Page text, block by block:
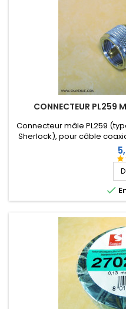
CONNECTEUR PL259
Connecteur mâle PL259
Sherlock), pour câble
